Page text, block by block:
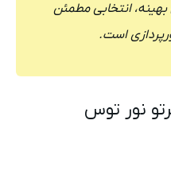
انتخابی مطمئن
است.
نور توس